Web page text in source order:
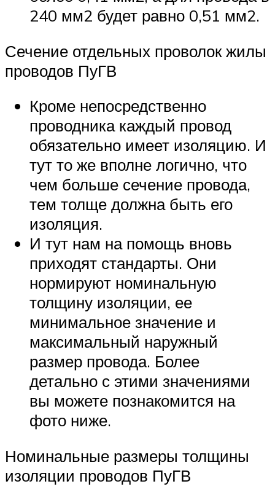
240 мм2 будет равно 0,51 мм2.
Сечение отдельных проволок жилы
проводов ПуГВ
Кроме непосредственно
проводника каждый провод
обязательно имеет изоляцию. И
тут то же вполне логично, что
чем больше сечение провода,
тем толще должна быть его
изоляция.
И тут нам на помощь вновь
приходят стандарты. Они
нормируют номинальную
толщину изоляции, ее
минимальное значение и
максимальный наружный
размер провода. Более
детально с этими значениями
вы можете познакомится на
фото ниже.
Номинальные размеры толщины
изоляции проводов ПуГВ